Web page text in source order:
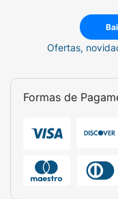
Ofertas,
Formas de